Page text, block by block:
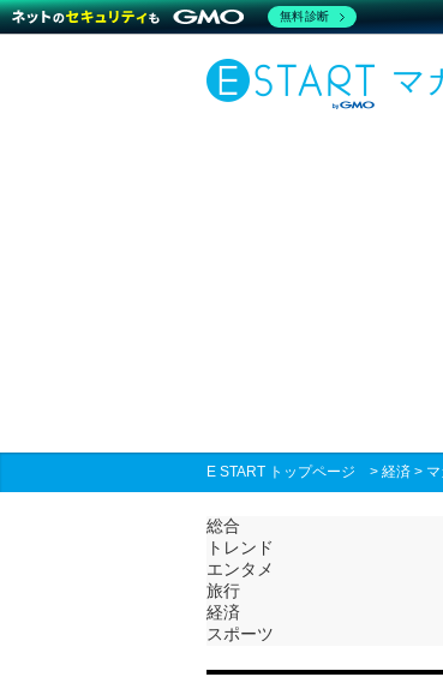
マ
E START トップページ > 経済 >
総合
トレンド
エンタメ
旅行
経済
スポーツ
無料診断